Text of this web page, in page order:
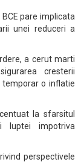
pare implicata
unei reduceri a
a cerut marti
cresterii
temporar o inflatie
la sfarsitul
luptei impotriva
perspectivele